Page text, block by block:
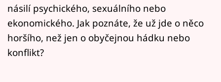
Sledujte nás
násilí psychického, sexuálního nebo
ekonomického. Jak poznáte, že už jde o něco
horšího, než jen o obyčejnou hádku nebo
konflikt?